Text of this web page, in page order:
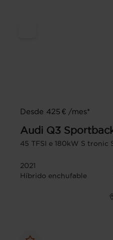
Desde 425 € /mes*
Audi Q3
45 TFSI e 180kW S tronic
2021
Híbrido enchufable